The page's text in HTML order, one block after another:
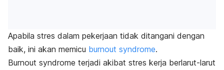
Apabila stres dalam pekerjaan tidak ditangani dengan
baik, ini akan memicu burnout syndrome.
Burnout syndrome terjadi akibat stres kerja berlarut-larut